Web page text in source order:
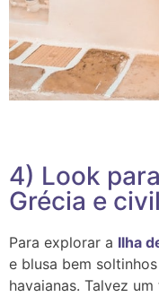
4) Look
Grécia e
Para explorar a Ilha
e blusa bem
havaianas. Talvez